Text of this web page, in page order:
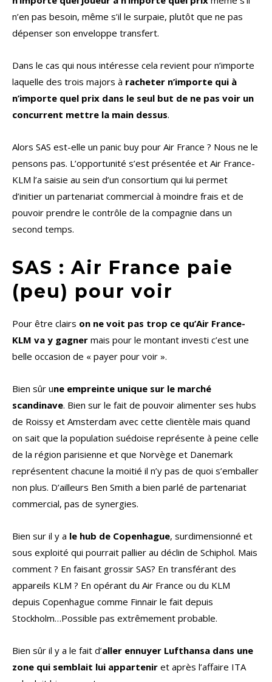
n’en pas besoin, même s’il le surpaie, plutôt que ne pas
dépenser son enveloppe transfert.
Dans le cas qui nous intéresse cela revient pour n’importe
laquelle des trois majors à racheter n’importe qui à
n’importe quel prix dans le seul but de ne pas voir un
concurrent mettre la main dessus.
Alors SAS est-elle un panic buy pour Air France ? Nous ne le
pensons pas. L’opportunité s’est présentée et Air France-
KLM l’a saisie au sein d’un consortium qui lui permet
d’initier un partenariat commercial à moindre frais et de
pouvoir prendre le contrôle de la compagnie dans un
second temps.
SAS : Air France paie
(peu) pour voir
Pour être clairs on ne voit pas trop ce qu’Air France-
KLM va y gagner mais pour le montant investi c’est une
belle occasion de « payer pour voir ».
Bien sûr une empreinte unique sur le marché
scandinave. Bien sur le fait de pouvoir alimenter ses hubs
de Roissy et Amsterdam avec cette clientèle mais quand
on sait que la population suédoise représente à peine celle
de la région parisienne et que Norvège et Danemark
représentent chacune la moitié il n’y pas de quoi s’emballer
non plus. D’ailleurs Ben Smith a bien parlé de partenariat
commercial, pas de synergies.
Bien sur il y a le hub de Copenhague, surdimensionné et
sous exploité qui pourrait pallier au déclin de Schiphol. Mais
comment ? En faisant grossir SAS? En transférant des
appareils KLM ? En opérant du Air France ou du KLM
depuis Copenhague comme Finnair le fait depuis
Stockholm…Possible pas extrêmement probable.
Bien sûr il y a le fait d’aller ennuyer Lufthansa dans une
zone qui semblait lui appartenir et après l’affaire ITA